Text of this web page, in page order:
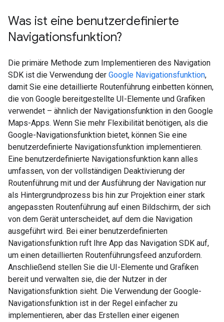
Was ist eine benutzerdefinierte
Navigationsfunktion?
Die primäre Methode zum Implementieren des Navigation
SDK ist die Verwendung der Google Navigationsfunktion,
damit Sie eine detaillierte Routenführung einbetten können,
die von Google bereitgestellte UI-Elemente und Grafiken
verwendet – ähnlich der Navigationsfunktion in den Google
Maps-Apps. Wenn Sie mehr Flexibilität benötigen, als die
Google-Navigationsfunktion bietet, können Sie eine
benutzerdefinierte Navigationsfunktion implementieren.
Eine benutzerdefinierte Navigationsfunktion kann alles
umfassen, von der vollständigen Deaktivierung der
Routenführung mit und der Ausführung der Navigation nur
als Hintergrundprozess bis hin zur Projektion einer stark
angepassten Routenführung auf einen Bildschirm, der sich
von dem Gerät unterscheidet, auf dem die Navigation
ausgeführt wird. Bei einer benutzerdefinierten
Navigationsfunktion ruft Ihre App das Navigation SDK auf,
um einen detaillierten Routenführungsfeed anzufordern.
Anschließend stellen Sie die UI-Elemente und Grafiken
bereit und verwalten sie, die der Nutzer in der
Navigationsfunktion sieht. Die Verwendung der Google-
Navigationsfunktion ist in der Regel einfacher zu
implementieren, aber das Erstellen einer eigenen